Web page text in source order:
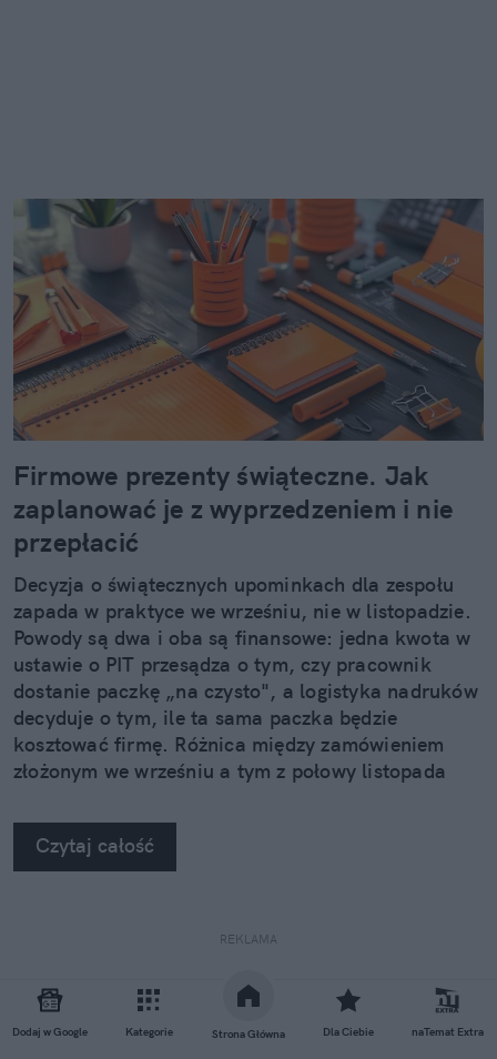
Dodaj w Google Kategorie Strona Główna Dla Ciebie naTemat Extra
Firmowe prezenty świąteczne. Jak
zaplanować je z wyprzedzeniem i nie
przepłacić
Decyzja o świątecznych upominkach dla zespołu
zapada w praktyce we wrześniu, nie w listopadzie.
Powody są dwa i oba są finansowe: jedna kwota w
ustawie o PIT przesądza o tym, czy pracownik
dostanie paczkę „na czysto", a logistyka nadruków
decyduje o tym, ile ta sama paczka będzie
kosztować firmę. Różnica między zamówieniem
złożonym we wrześniu a tym z połowy listopada
Czytaj całość
REKLAMA